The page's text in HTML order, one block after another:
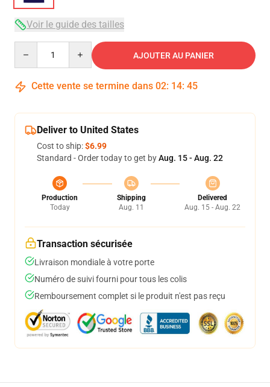
Voir le guide des tailles
AJOUTER AU PANIER
Cette vente se termine dans 02: 14: 44
Deliver to United States
Cost to ship:$6.99
Standard - Order today to get byAug. 15 - Aug. 22
Production
Today
Shipping
Aug. 11
Delivered
Aug. 15 - Aug. 22
Transaction sécurisée
Livraison mondiale à votre porte
Numéro de suivi fourni pour tous les colis
Remboursement complet si le produit n'est pas reçu